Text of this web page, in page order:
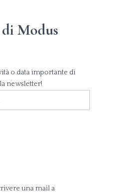
Modus
o data importante di
newsletter!
una mail a